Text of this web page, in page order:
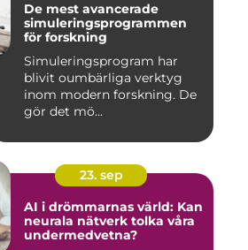
De mest avancerade
simuleringsprogrammen
för forskning
Simuleringsprogram har
blivit oumbärliga verktyg
inom modern forskning. De
gör det mö...
23. sep
AI i drömmarnas värld: Kan
neurala nätverk tolka våra
undermedvetna?